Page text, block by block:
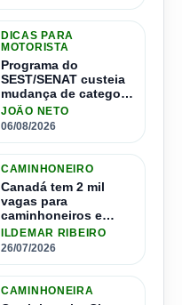
DICAS PARA
MOTORISTA
Programa do
SEST/SENAT custeia
mudança de categoria
da CNH; saiba como
se inscrever
JOÃO NETO
06/08/2026
CAMINHONEIRO
Canadá tem 2 mil
vagas para
caminhoneiros e
salário de até R$ 24
mil por mês
ILDEMAR RIBEIRO
26/07/2026
CAMINHONEIRA